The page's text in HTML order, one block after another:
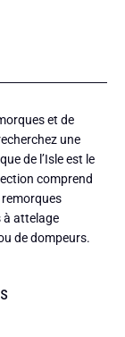
et de
une
de l’Isle est le
comprend
remorques
à attelage
de dompeurs.